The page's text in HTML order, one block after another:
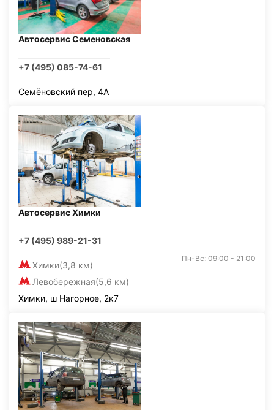
Автосервис Семеновская
+7 (495) 085-74-61
Семёновский пер, 4А
Автосервис Химки
+7 (495) 989-21-31
Химки(3,8 км)
Левобережная(5,6 км)
Пн-Вс: 09:00 - 21:00
Химки, ш Нагорное, 2к7